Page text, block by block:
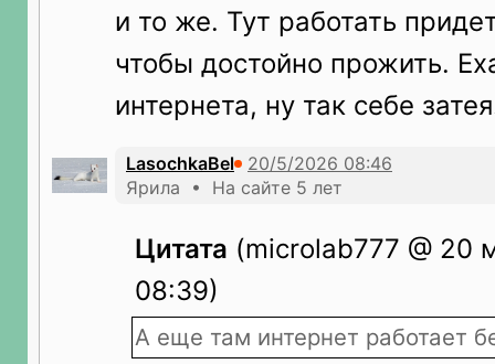
и то же. Тут работать
чтобы достойно прожить.
интернета, ну так себе
LasochkaBel
Ярила • На сайте 5 лет
Цитата (microlab777 @ 20
08:39)
А еще там интернет работает